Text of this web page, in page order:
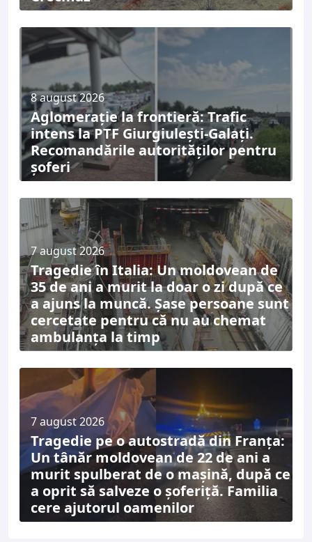
8 august 2026
Aglomerație la frontieră: Trafic
intens la PTF Giurgiulești-Galați.
Recomandările autorităților pentru
șoferi
7 august 2026
Tragedie în Italia: Un moldovean de
35 de ani a murit la doar o zi după ce
a ajuns la muncă. Șase persoane sunt
cercetate pentru că nu au chemat
ambulanța la timp
7 august 2026
Tragedie pe o autostradă din Franța:
Un tânăr moldovean de 22 de ani a
murit spulberat de o mașină, după ce
a oprit să salveze o șoferiță. Familia
cere ajutorul oamenilor